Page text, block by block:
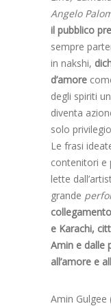
Angelo
il pubblico
sempre
in nakshi,
d’amore
degli spiriti
diventa
solo
Le frasi
contenitori e
lette
grande
e Karachi,
Amin e dalle
all’amore e
Amin Gulgee